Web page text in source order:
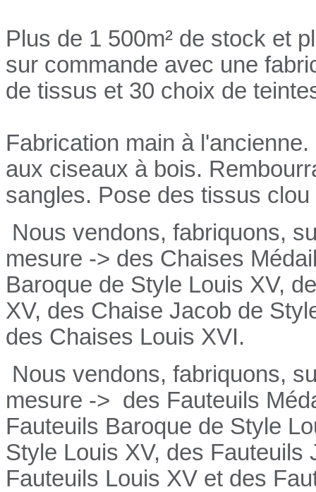
Plus de 1 500m² de stock et
sur commande avec une
de tissus et 30 choix de
Fabrication main à
aux ciseaux à bois.
sangles. Pose des tissus
Nous vendons, fabriquons,
mesure -> des Chaises
Baroque de Style Louis XV,
XV, des Chaise Jacob de
des Chaises Louis XVI.
Nous vendons, fabriquons,
mesure -> des Fauteuils
Fauteuils Baroque de Style
Style Louis XV, des Fauteuils
Fauteuils Louis XV et des